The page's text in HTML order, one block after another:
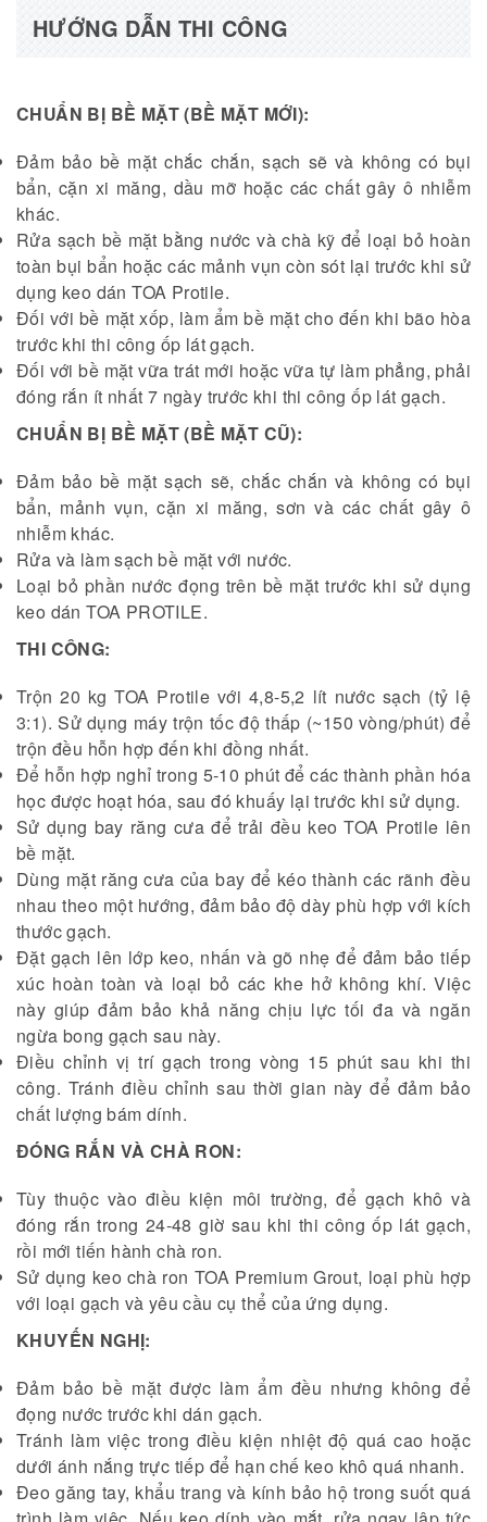
HƯỚNG DẪN THI CÔNG
CHUẨN BỊ BỀ MẶT (BỀ MẶT MỚI):
Đảm bảo bề mặt chắc chắn, sạch sẽ và không có bụi
bẩn, cặn xi măng, dầu mỡ hoặc các chất gây ô nhiễm
khác.
Rửa sạch bề mặt bằng nước và chà kỹ để loại bỏ hoàn
toàn bụi bẩn hoặc các mảnh vụn còn sót lại trước khi sử
dụng keo dán TOA Protile.
Đối với bề mặt xốp, làm ẩm bề mặt cho đến khi bão hòa
trước khi thi công ốp lát gạch.
Đối với bề mặt vữa trát mới hoặc vữa tự làm phẳng, phải
đóng rắn ít nhất 7 ngày trước khi thi công ốp lát gạch.
CHUẨN BỊ BỀ MẶT (BỀ MẶT CŨ):
Đảm bảo bề mặt sạch sẽ, chắc chắn và không có bụi
bẩn, mảnh vụn, cặn xi măng, sơn và các chất gây ô
nhiễm khác.
Rửa và làm sạch bề mặt với nước.
Loại bỏ phần nước đọng trên bề mặt trước khi sử dụng
keo dán TOA PROTILE.
THI CÔNG:
Trộn 20 kg TOA Protile với 4,8-5,2 lít nước sạch (tỷ lệ
3:1). Sử dụng máy trộn tốc độ thấp (~150 vòng/phút) để
trộn đều hỗn hợp đến khi đồng nhất.
Để hỗn hợp nghỉ trong 5-10 phút để các thành phần hóa
học được hoạt hóa, sau đó khuấy lại trước khi sử dụng.
Sử dụng bay răng cưa để trải đều keo TOA Protile lên
bề mặt.
Dùng mặt răng cưa của bay để kéo thành các rãnh đều
nhau theo một hướng, đảm bảo độ dày phù hợp với kích
thước gạch.
Đặt gạch lên lớp keo, nhấn và gõ nhẹ để đảm bảo tiếp
xúc hoàn toàn và loại bỏ các khe hở không khí. Việc
này giúp đảm bảo khả năng chịu lực tối đa và ngăn
ngừa bong gạch sau này.
Điều chỉnh vị trí gạch trong vòng 15 phút sau khi thi
công. Tránh điều chỉnh sau thời gian này để đảm bảo
chất lượng bám dính.
ĐÓNG RẮN VÀ CHÀ RON:
Tùy thuộc vào điều kiện môi trường, để gạch khô và
đóng rắn trong 24-48 giờ sau khi thi công ốp lát gạch,
rồi mới tiến hành chà ron.
Sử dụng keo chà ron TOA Premium Grout, loại phù hợp
với loại gạch và yêu cầu cụ thể của ứng dụng.
KHUYẾN NGHỊ:
Đảm bảo bề mặt được làm ẩm đều nhưng không để
đọng nước trước khi dán gạch.
Tránh làm việc trong điều kiện nhiệt độ quá cao hoặc
dưới ánh nắng trực tiếp để hạn chế keo khô quá nhanh.
Đeo găng tay, khẩu trang và kính bảo hộ trong suốt quá